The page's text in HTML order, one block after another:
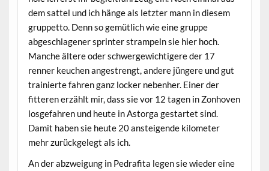
dem sattel und ich hänge als letzter mann in diesem
gruppetto. Denn so gemütlich wie eine gruppe
abgeschlagener sprinter strampeln sie hier hoch.
Manche ältere oder schwergewichtigere der 17
renner keuchen angestrengt, andere jüngere und gut
trainierte fahren ganz locker nebenher. Einer der
fitteren erzählt mir, dass sie vor 12 tagen in Zonhoven
losgefahren und heute in Astorga gestartet sind.
Damit haben sie heute 20 ansteigende kilometer
mehr zurückgelegt als ich.
An der abzweigung in Pedrafita legen sie wieder eine